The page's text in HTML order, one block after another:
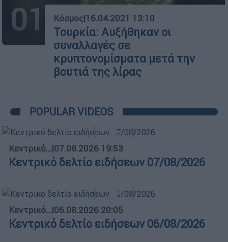
01 Κόσμος|16.04.2021 13:10
Τουρκία: Αυξήθηκαν οι
συναλλαγές σε
κρυπτονομίσματα μετά την
βουτιά της λίρας
POPULAR VIDEOS
Κεντρικό...|07.08.2026 19:53
Κεντρικό δελτίο ειδήσεων 07/08/2026
Κεντρικό...|06.08.2026 20:05
Κεντρικό δελτίο ειδήσεων 06/08/2026